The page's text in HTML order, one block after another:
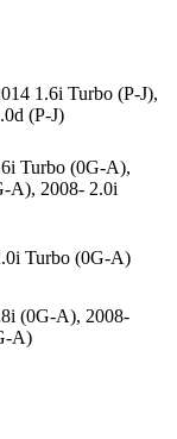
1.6i Turbo (P-J),
(P-J)
Turbo (0G-A),
A), 2008- 2.0i
Turbo (0G-A)
(0G-A), 2008-
A)